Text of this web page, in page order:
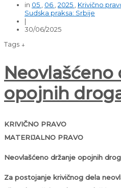
in 05 , 06 ,2025 , Krivično
Sudska praksa: Srbije
|
30/06/2025
Tags ↓
Neovlašćeno
opojnih
KRIVIČNO PRAVO
MATERIJALNO PRAVO
Neovlašćeno držanje opojnih
Za postojanje krivičnog dela